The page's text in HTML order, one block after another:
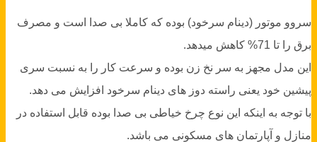
سروو موتور (دینام سرخود) بوده که کاملا بی صدا است و مصرف
برق را تا 71% کاهش میدهد.
این مدل مجهز به سر نخ زن بوده و سرعت کار را به نسبت سری
پیشین خود یعنی راسته دوز های دینام سرخود افزایش می دهد.
با توجه به اینکه این نوع چرخ خیاطی بی صدا بوده قابل استفاده در
منازل و آپارتمان های مسکونی می باشد.